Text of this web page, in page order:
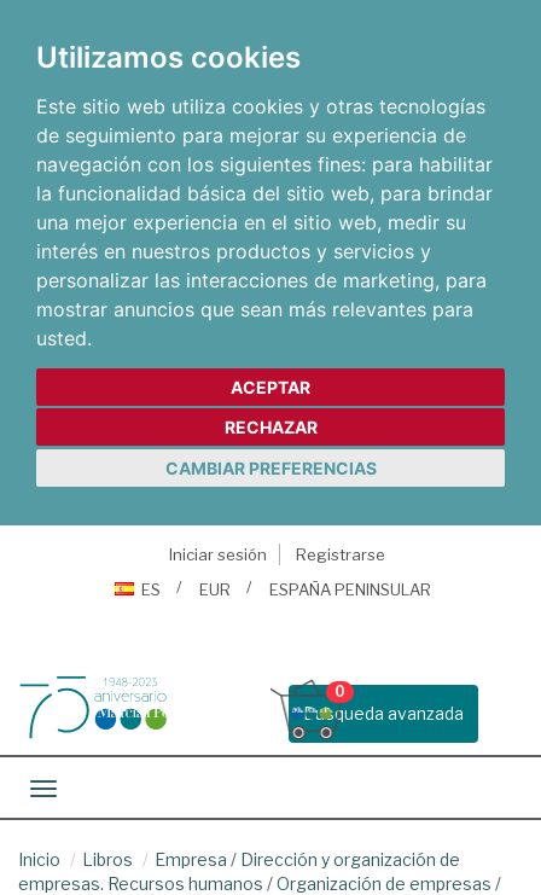
Utilizamos cookies
Este sitio web utiliza cookies y otras tecnologías
de seguimiento para mejorar su experiencia de
navegación con los siguientes fines: para habilitar
la funcionalidad básica del sitio web, para brindar
una mejor experiencia en el sitio web, medir su
interés en nuestros productos y servicios y
personalizar las interacciones de marketing, para
mostrar anuncios que sean más relevantes para
usted.
ACEPTAR
RECHAZAR
CAMBIAR PREFERENCIAS
Iniciar sesión
Registrarse
ES
EUR ESPAÑA PENINSULAR
Busqueda avanzada
0
Toggle navigation
Inicio Libros Empresa / Dirección y organización de
empresas. Recursos humanos /Organización de empresas /